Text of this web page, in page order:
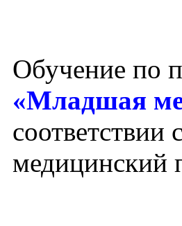
Обучение по
«Младшая
медицинский